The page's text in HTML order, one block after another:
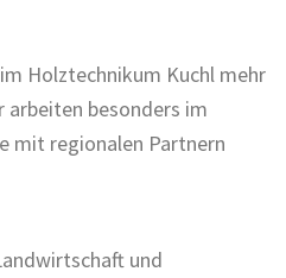
Holztechnikum Kuchl mehr
arbeiten besonders im
mit regionalen Partnern
und